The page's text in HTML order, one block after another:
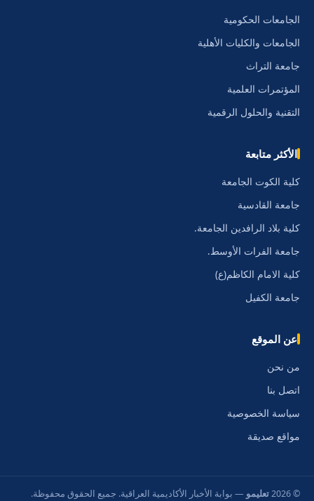
الجامعات الحكومية
الجامعات والكليات الأهلية
جامعة التراث
المؤتمرات العلمية
التقنية والحلول الرقمية
الأكثر متابعة
كلية الكوت الجامعة
جامعة القادسية
كلية بلاد الرافدين الجامعة.
جامعة الفرات الأوسط.
كلية الامام الكاظم(ع)
جامعة الكفيل
عن الموقع
من نحن
اتصل بنا
سياسة الخصوصية
مواقع صديقة
© 2026 تعليمو — بوابة الأخبار الأكاديمية العراقية. جميع الحقوق محفوظة.